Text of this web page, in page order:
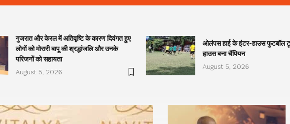
गुजरात और केरल में अतिवृष्टि के कारण दिवंगत हुए
लोगों को मोरारी बापू की श्रद्धांजलि और उनके
परिजनों को सहायता
August 5, 2026
ओलंपस हाई के इंटर-हाउस फुटबॉल
हाउस बना चैंपियन
August 5, 2026